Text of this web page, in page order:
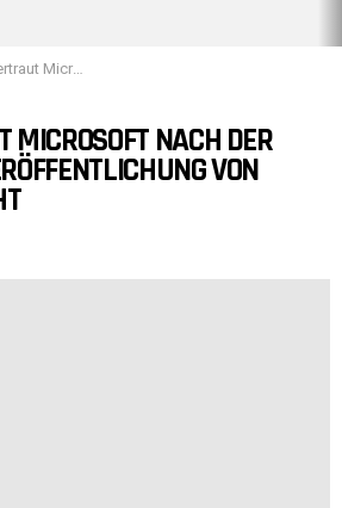
Veröffentlichung von Starfield nicht
MICROSOFT NACH DER
VON